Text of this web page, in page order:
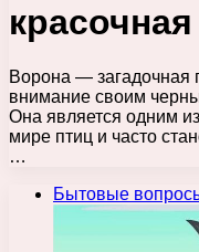
красочная
Ворона — загадочная
внимание своим
Она является одним
мире птиц и часто
…
Бытовые